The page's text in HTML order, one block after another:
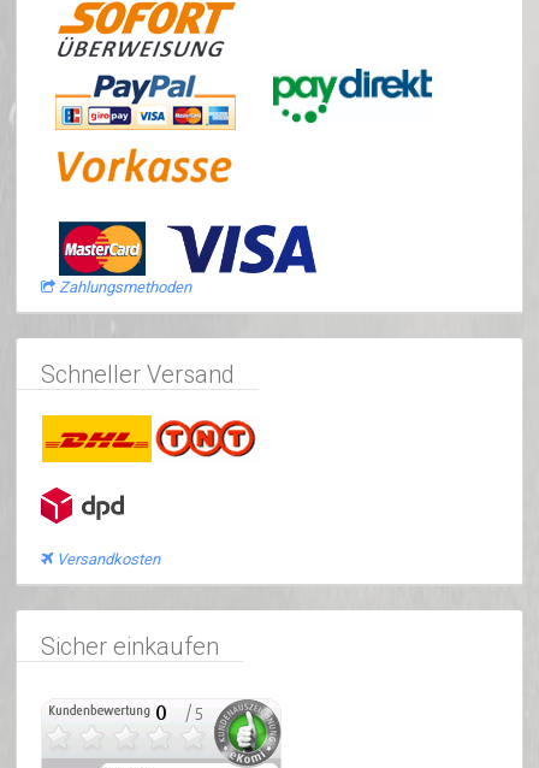
Zahlungsmethoden
Schneller Versand
Versandkosten
Sicher einkaufen